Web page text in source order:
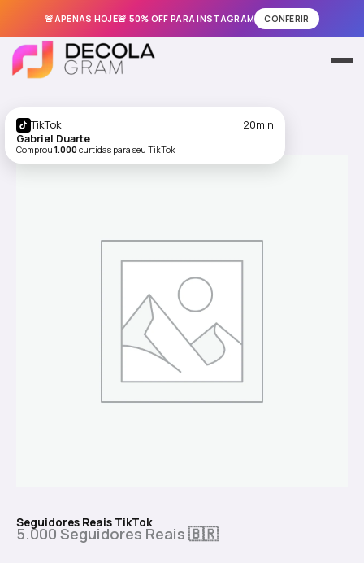
🚨APENAS HOJE🚨 50% OFF PARA INSTAGRAM CONFERIR
Meus Pedidos
Instagram
para
Seguidores Reais TikTok
5.000 Seguidores Reais 🇧🇷
TikTok
20min
Gabriel Duarte
Comprou 1.000 curtidas para seu TikTok